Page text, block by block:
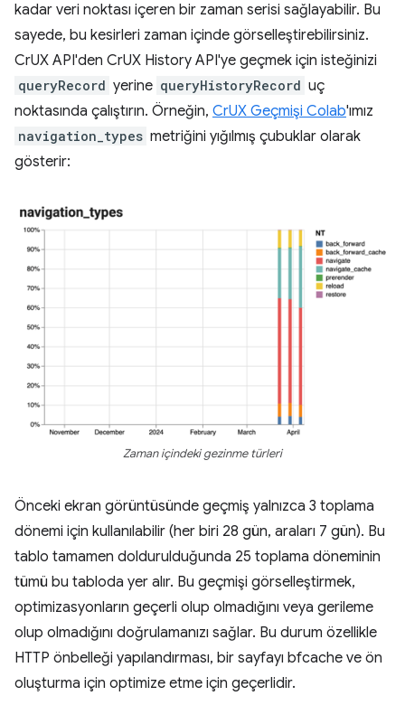
kadar veri noktası içeren bir zaman serisi sağlayabilir. Bu
sayede, bu kesirleri zaman içinde görselleştirebilirsiniz.
CrUX API'den CrUX History API'ye geçmek için isteğinizi
queryRecord yerine queryHistoryRecord uç
noktasında çalıştırın. Örneğin, CrUX Geçmişi Colab'ımız
navigation_types metriğini yığılmış çubuklar olarak
gösterir:
Zaman içindeki gezinme türleri
Önceki ekran görüntüsünde geçmiş yalnızca 3 toplama
dönemi için kullanılabilir (her biri 28 gün, araları 7 gün). Bu
tablo tamamen doldurulduğunda 25 toplama döneminin
tümü bu tabloda yer alır. Bu geçmişi görselleştirmek,
optimizasyonların geçerli olup olmadığını veya gerileme
olup olmadığını doğrulamanızı sağlar. Bu durum özellikle
HTTP önbelleği yapılandırması, bir sayfayı bfcache ve ön
oluşturma için optimize etme için geçerlidir.